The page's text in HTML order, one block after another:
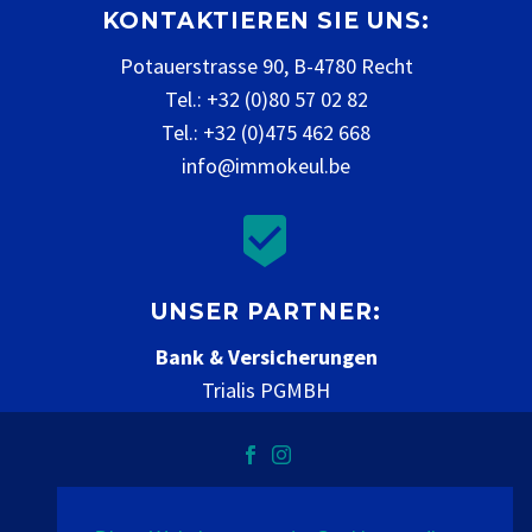
KONTAKTIEREN SIE UNS:
Potauerstrasse 90, B-4780 Recht
Tel.: +32 (0)80 57 02 82
Tel.: +32 (0)475 462 668
info@immokeul.be


UNSER PARTNER:
Bank & Versicherungen
Trialis PGMBH